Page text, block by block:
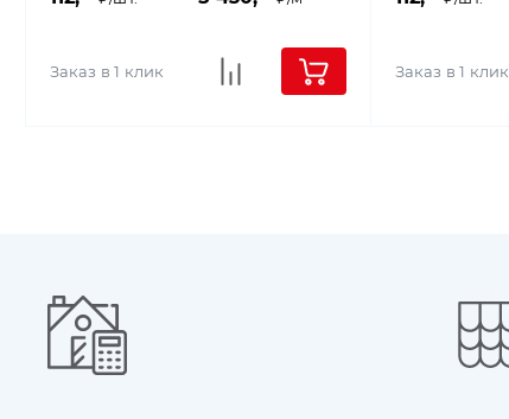
Заказ в 1 клик Заказ в 1 клик